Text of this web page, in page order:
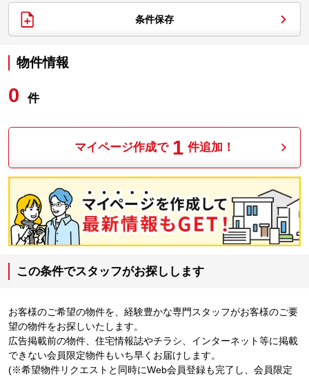
条件保存
物件情報
0 件
マイページ作成で 1 件追加！
この条件でスタッフがお探しします
お客様のご希望の物件を、経験豊かな専門スタッフがお客様のご要
望の物件をお探しいたします。
広告掲載前の物件、住宅情報誌やチラシ、インターネット等に掲載
できない会員限定物件もいち早くお届けします。
(※希望物件リクエストと同時にWeb会員登録も完了し、会員限定